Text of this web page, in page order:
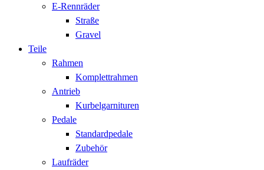
E-Rennräder
Straße
Gravel
Teile
Rahmen
Komplettrahmen
Antrieb
Kurbelgarnituren
Pedale
Standardpedale
Zubehör
Laufräder